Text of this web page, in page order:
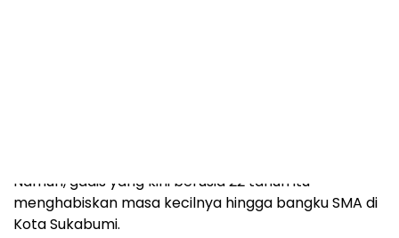
Namun, gadis yang kini berusia 22 tahun itu
menghabiskan masa kecilnya hingga bangku SMA di
Kota Sukabumi.